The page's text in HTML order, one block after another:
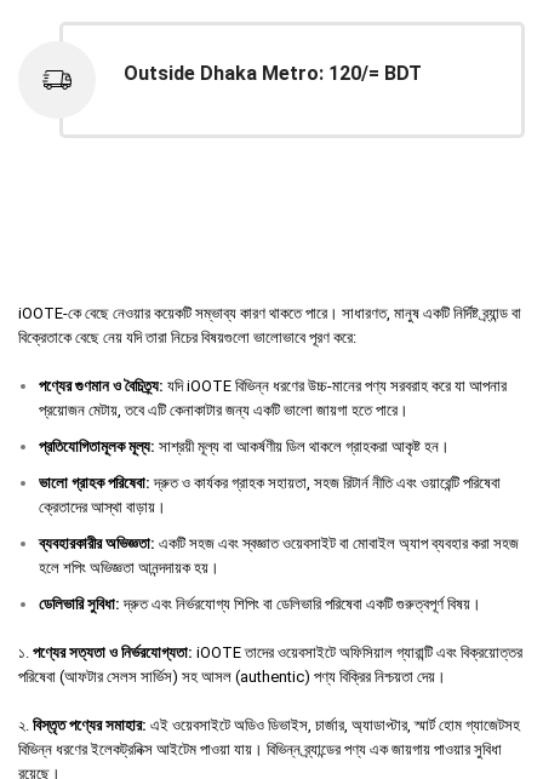
Outside Dhaka Metro: 120/= BDT
iOOTE-কে বেছে নেওয়ার কয়েকটি সম্ভাব্য কারণ থাকতে পারে। সাধারণত, মানুষ একটি নির্দিষ্ট ব্র্যান্ড বা
বিক্রেতাকে বেছে নেয় যদি তারা নিচের বিষয়গুলো ভালোভাবে পূরণ করে:
পণ্যের গুণমান ও বৈচিত্র্য: যদি iOOTE বিভিন্ন ধরণের উচ্চ-মানের পণ্য সরবরাহ করে যা আপনার
প্রয়োজন মেটায়, তবে এটি কেনাকাটার জন্য একটি ভালো জায়গা হতে পারে।
প্রতিযোগিতামূলক মূল্য: সাশ্রয়ী মূল্য বা আকর্ষণীয় ডিল থাকলে গ্রাহকরা আকৃষ্ট হন।
ভালো গ্রাহক পরিষেবা: দ্রুত ও কার্যকর গ্রাহক সহায়তা, সহজ রিটার্ন নীতি এবং ওয়ারেন্টি পরিষেবা
ক্রেতাদের আস্থা বাড়ায়।
ব্যবহারকারীর অভিজ্ঞতা: একটি সহজ এবং স্বজ্ঞাত ওয়েবসাইট বা মোবাইল অ্যাপ ব্যবহার করা সহজ
হলে শপিং অভিজ্ঞতা আনন্দদায়ক হয়।
ডেলিভারি সুবিধা: দ্রুত এবং নির্ভরযোগ্য শিপিং বা ডেলিভারি পরিষেবা একটি গুরুত্বপূর্ণ বিষয়।
১. পণ্যের সত্যতা ও নির্ভরযোগ্যতা: iOOTE তাদের ওয়েবসাইটে অফিসিয়াল গ্যারান্টি এবং বিক্রয়োত্তর
পরিষেবা (আফটার সেলস সার্ভিস) সহ আসল (authentic) পণ্য বিক্রির নিশ্চয়তা দেয়।
২. বিস্তৃত পণ্যের সমাহার: এই ওয়েবসাইটে অডিও ডিভাইস, চার্জার, অ্যাডাপ্টার, স্মার্ট হোম গ্যাজেটসহ
বিভিন্ন ধরণের ইলেকট্রনিক্স আইটেম পাওয়া যায়। বিভিন্ন ব্র্যান্ডের পণ্য এক জায়গায় পাওয়ার সুবিধা
রয়েছে।